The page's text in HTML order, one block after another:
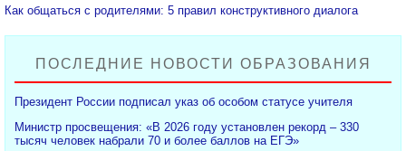
Как общаться с родителями: 5 правил конструктивного диалога
ПОСЛЕДНИЕ НОВОСТИ ОБРАЗОВАНИЯ
Президент России подписал указ об особом статусе учителя
Министр просвещения: «В 2026 году установлен рекорд – 330
тысяч человек набрали 70 и более баллов на ЕГЭ»